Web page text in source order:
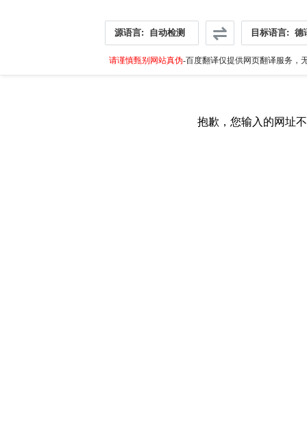
源语言: 自动检测 目标语言: 德
请谨慎甄别网站真伪-百度翻译仅提供网页翻译服务，